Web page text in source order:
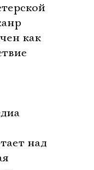
как
над